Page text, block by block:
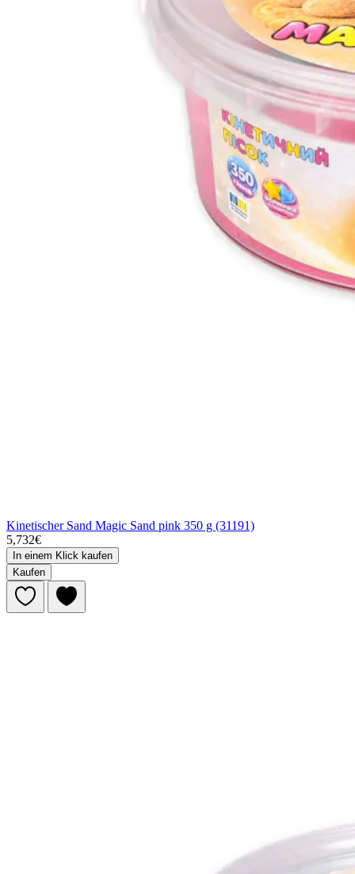
Kinetischer Sand Magic Sand pink 350 g (31191)
5,732€
In einem Klick kaufen
Kaufen